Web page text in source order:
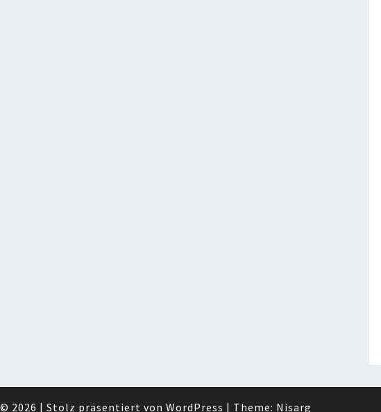
© 2026 | Stolz präsentiert von WordPress | Theme: Nisarg